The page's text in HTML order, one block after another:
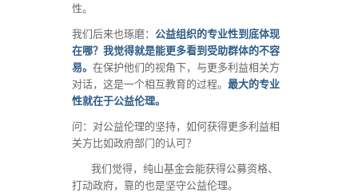
性。
我们后来也琢磨： 公益组织的专业性到底体现
在哪？我觉得就是能更多看到受助群体的不容
易。 在保护他们的视角下，与更多利益相关方
对话，这是一个相互教育的过程。 最大的专业
性就在于公益伦理。
问：对公益伦理的坚持，如何获得更多利益相
关方比如政府部门的认可？
我们觉得，纯山基金会能获得公募资格、
打动政府，靠的也是坚守公益伦理。